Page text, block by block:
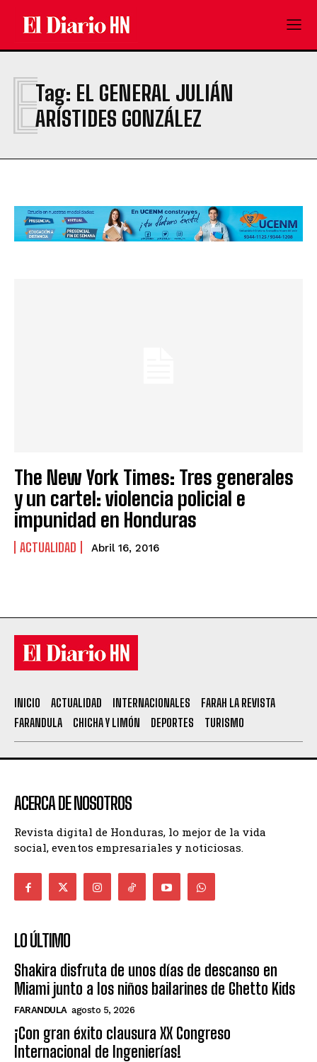
Tag: EL GENERAL JULIÁN
ARÍSTIDES GONZÁLEZ
E
The New York Times: Tres generales
y un cartel: violencia policial e
impunidad en Honduras
ACTUALIDAD Abril 16, 2016
INICIO ACTUALIDAD INTERNACIONALES
FARAH LA REVISTA
FARANDULA
CHICHA Y LIMÓN DEPORTES TURISMO
ACERCA DE NOSOTROS
Revista digital de Honduras, lo mejor de la vida
social, eventos empresariales y noticiosas.
LO ÚLTIMO
Shakira disfruta de unos días de descanso en
Miami junto a los niños bailarines de Ghetto Kids
FARANDULA agosto 5, 2026
¡Con gran éxito clausura XX Congreso
Internacional de Ingenierías!